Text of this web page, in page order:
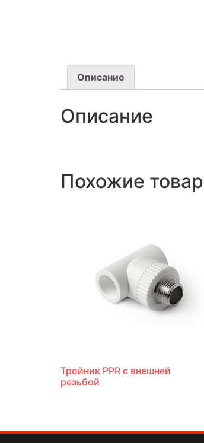
Описание
Описание
Похожие
Тройник PPR с внешней
резьбой